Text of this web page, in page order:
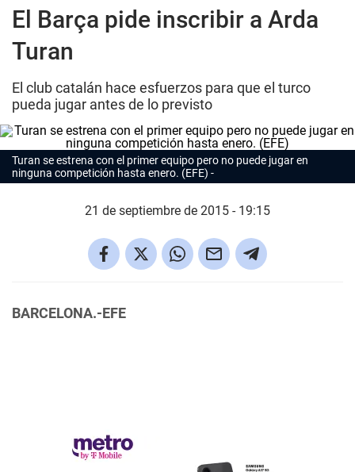
El Barça pide inscribir a Arda
Turan
El club catalán hace esfuerzos para que el turco
pueda jugar antes de lo previsto
Turan se estrena con el primer equipo pero no puede jugar en
ninguna competición hasta enero. (EFE)
21 de septiembre de 2015 - 19:15
BARCELONA.-EFE